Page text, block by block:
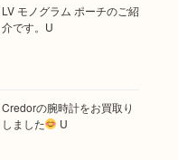
LV モノグラム ポーチのご紹
介です。U
Credorの腕時計をお買取り
しました
U